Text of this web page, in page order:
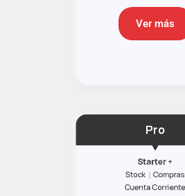
Ver más